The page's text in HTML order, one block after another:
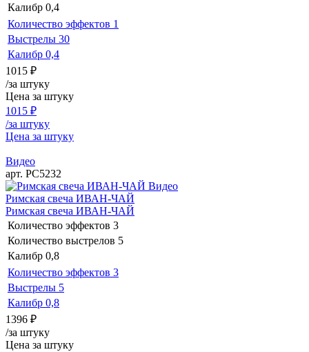
Калибр 0,4
Количество эффектов 1
Выстрелы 30
Калибр 0,4
1015 ₽
/за штуку
Цена за штуку
1015 ₽
/за штуку
Цена за штуку
Видео
арт. РС5232
Видео
Римская свеча ИВАН-ЧАЙ
Римская свеча ИВАН-ЧАЙ
Количество эффектов 3
Количество выстрелов 5
Калибр 0,8
Количество эффектов 3
Выстрелы 5
Калибр 0,8
1396 ₽
/за штуку
Цена за штуку